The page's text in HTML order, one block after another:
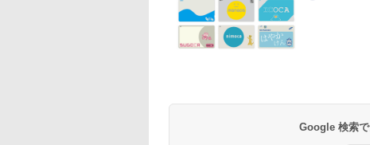
10,450円～
7,950円～Google 検索